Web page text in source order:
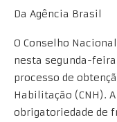
Da Agência Brasil
O Conselho
nesta segunda-
processo de
Habilitação (CNH).
obrigatoriedade de